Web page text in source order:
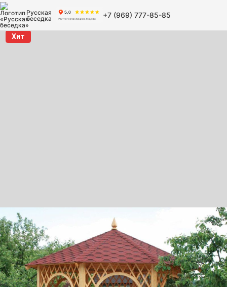
Русская
беседка
+7 (969) 777-85-85
Хит